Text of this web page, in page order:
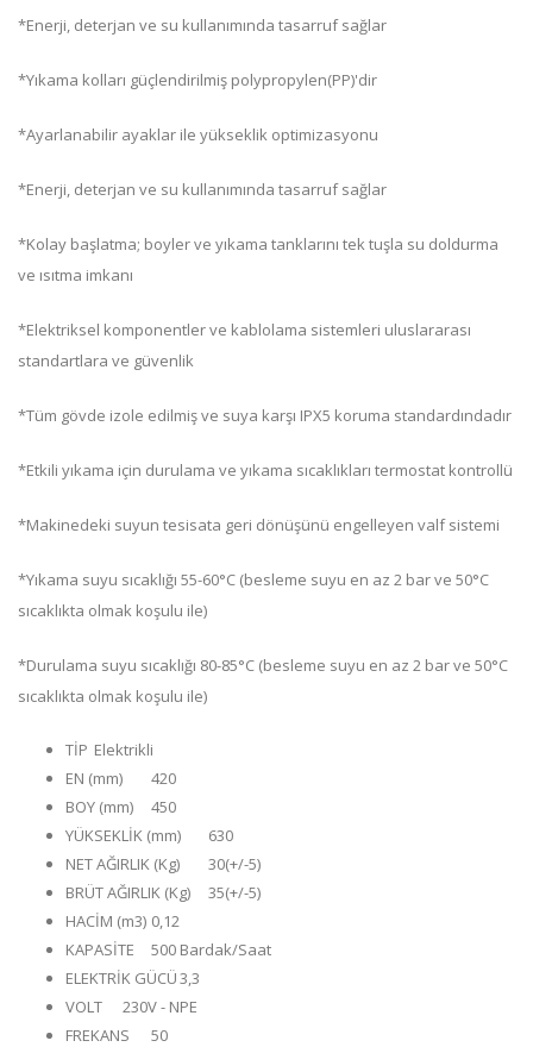
*Enerji, deterjan ve su kullanımında tasarruf sağlar
*Yıkama kolları güçlendirilmiş polypropylen(PP)'dir
*Ayarlanabilir ayaklar ile yükseklik optimizasyonu
*Enerji, deterjan ve su kullanımında tasarruf sağlar
*Kolay başlatma; boyler ve yıkama tanklarını tek tuşla su doldurma
ve ısıtma imkanı
*Elektriksel komponentler ve kablolama sistemleri uluslararası
standartlara ve güvenlik
*Tüm gövde izole edilmiş ve suya karşı IPX5 koruma standardındadır
*Etkili yıkama için durulama ve yıkama sıcaklıkları termostat kontrollü
*Makinedeki suyun tesisata geri dönüşünü engelleyen valf sistemi
*Yıkama suyu sıcaklığı 55-60°C (besleme suyu en az 2 bar ve 50°C
sıcaklıkta olmak koşulu ile)
*Durulama suyu sıcaklığı 80-85°C (besleme suyu en az 2 bar ve 50°C
sıcaklıkta olmak koşulu ile)
TİP Elektrikli
EN (mm)
420
BOY (mm)
450
YÜKSEKLİK (mm)
630
NET AĞIRLIK (Kg)
30(+/-5)
BRÜT AĞIRLIK (Kg)
35(+/-5)
HACİM (m3) 0,12
KAPASİTE
500 Bardak/Saat
ELEKTRİK GÜCÜ3,3
VOLT
230V - NPE
FREKANS
50